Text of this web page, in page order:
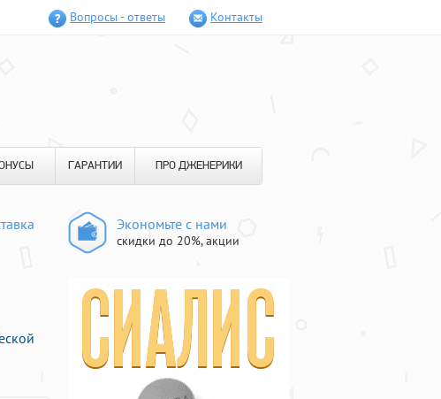
Вопросы - ответы Контакты
ГАРАНТИИ ПРО ДЖЕНЕРИКИ
Экономьте с нами
скидки до 20%, акции